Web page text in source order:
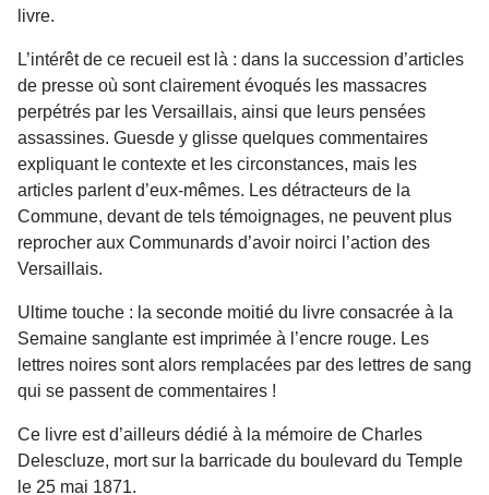
livre.
L’intérêt de ce recueil est là : dans la succession d’articles
de presse où sont clairement évoqués les massacres
perpétrés par les Versaillais, ainsi que leurs pensées
assassines. Guesde y glisse quelques commentaires
expliquant le contexte et les circonstances, mais les
articles parlent d’eux-mêmes. Les détracteurs de la
Commune, devant de tels témoignages, ne peuvent plus
reprocher aux Communards d’avoir noirci l’action des
Versaillais.
Ultime touche : la seconde moitié du livre consacrée à la
Semaine sanglante est imprimée à l’encre rouge. Les
lettres noires sont alors remplacées par des lettres de sang
qui se passent de commentaires !
Ce livre est d’ailleurs dédié à la mémoire de Charles
Delescluze, mort sur la barricade du boulevard du Temple
le 25 mai 1871.